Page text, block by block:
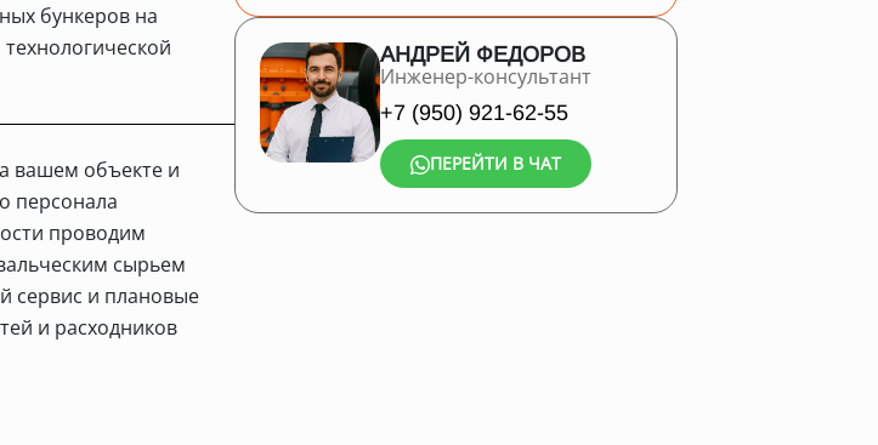
бункеров на
вашем объекте и
персонала
проводим
сырьем
сервис и плановые
и расходников
АНДРЕЙ ФЕДОРОВ
Инженер-консультант
+7 (950) 921-62-55
ПЕРЕЙТИ В ЧАТ